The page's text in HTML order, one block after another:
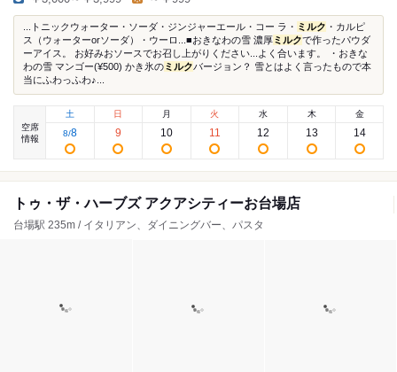
...トニックウォーター・ソーダ・ジンジャーエール・コー ラ・ ミルク ・カルピ
ス（ウォーターorソーダ）・ウーロ...■おきなわの雪 濃厚ミルクで作ったパウダ
ーアイス。 お好みおソースでお召し上がりください...よく合います。 ・おきな
わの雪 マンゴー(¥500) かき氷のミルクバージョン？ 雪とはよく言ったもので本
当にふわっふわ♪...
空席
情報
土
8/8
日
9
月
10
火
11
水
12
木
13
金
14
トゥ・ザ・ハーブズ アクアシティーお台場店
台場駅 235m / イタリアン、ダイニングバー、パスタ